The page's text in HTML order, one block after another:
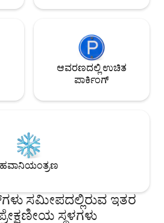
ಆವರಣದಲ್ಲಿ ಉಚಿತ
ಪಾರ್ಕಿಂಗ್
ಹವಾನಿಯಂತ್ರಣ
ಸಮೀಪದಲ್ಲಿರುವ ಇತರ
ಸ್ಥಳಗಳು